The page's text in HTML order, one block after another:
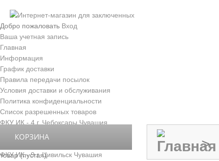
Добро пожаловать Вход
Ваша учетная запись
Главная
Информация
График доставки
Правила передачи посылок
Условия доставки и обслуживания
Политика конфиденциальности
Список разрешенных товаров
ФКУ ИК - 4 г. Чебоксары Чувашия
ФКУ ИК - 3 г. Новочебоксарск Чувашия
ФКУ ИК - 9 г. Цивильск Чувашия
КОРЗИНА
товар (пустая)
>